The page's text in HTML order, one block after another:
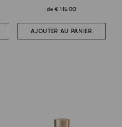
de€ 115.00
AJOUTER AU PANIER